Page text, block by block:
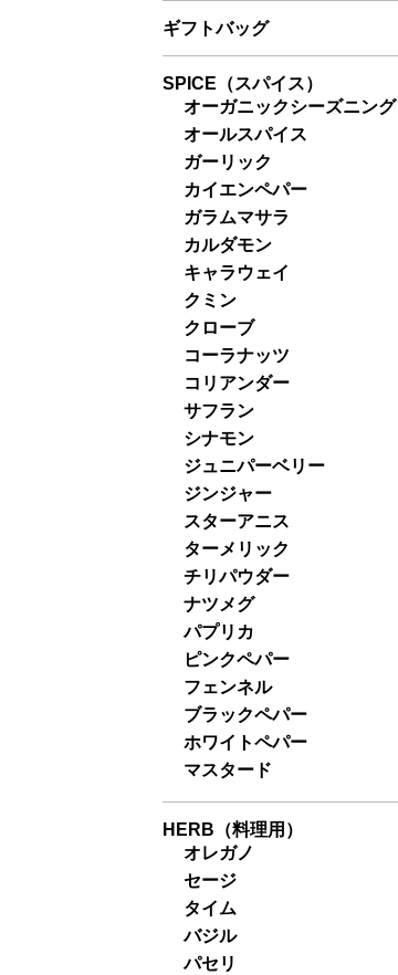
ギフトバッグ
SPICE（スパイス）
オーガニックシーズニング
オールスパイス
ガーリック
カイエンペパー
ガラムマサラ
カルダモン
キャラウェイ
クミン
クローブ
コーラナッツ
コリアンダー
サフラン
シナモン
ジュニパーベリー
ジンジャー
スターアニス
ターメリック
チリパウダー
ナツメグ
パプリカ
ピンクペパー
フェンネル
ブラックペパー
ホワイトペパー
マスタード
HERB（料理用）
オレガノ
セージ
タイム
バジル
パセリ